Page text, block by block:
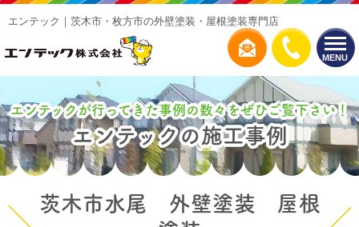
MENU
エンテック｜茨木市・枚方市の外壁塗装・屋根塗装専門店
エンテックが行ってきた事例の数々をぜひご覧下さい！
エンテックの施工事例
茨木市水尾 外壁塗装 屋根